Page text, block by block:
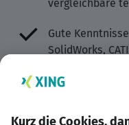
vergleichbare
Gute
SolidWorks,
Verständnis